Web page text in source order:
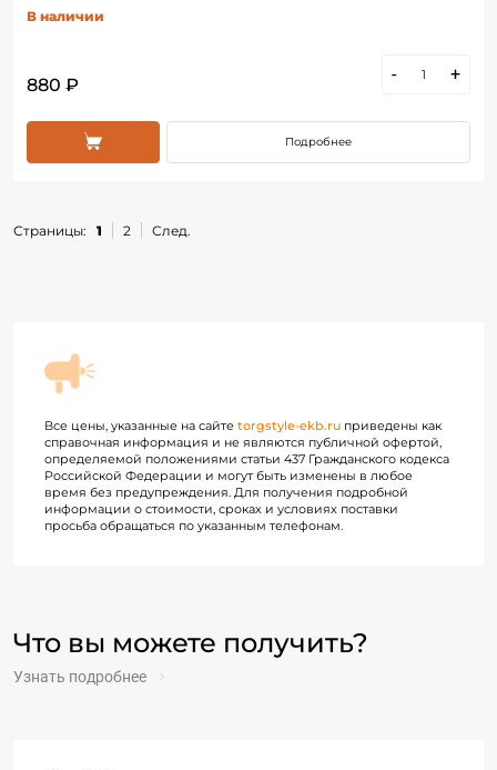
В наличии
880 ₽
- +
Подробнее
Страницы: 1 2 След.
Все цены, указанные на сайте torgstyle-ekb.ru приведены как
справочная информация и не являются публичной офертой,
определяемой положениями статьи 437 Гражданского кодекса
Российской Федерации и могут быть изменены в любое
время без предупреждения. Для получения подробной
информации о стоимости, сроках и условиях поставки
просьба обращаться по указанным телефонам.
Что вы можете получить?
Узнать подробнее